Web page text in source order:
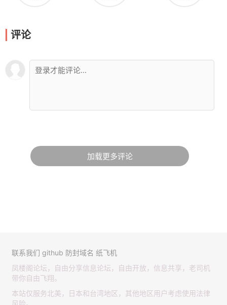
评论
加载更多评论
联系我们 github 防封域名 纸飞机
凤楼阁论坛，自由分享信息论坛，自由开放，信息共享，老司机
带你自由飞翔。
本站仅服务北美，日本和台湾地区，其他地区用户考虑使用法律
风险。